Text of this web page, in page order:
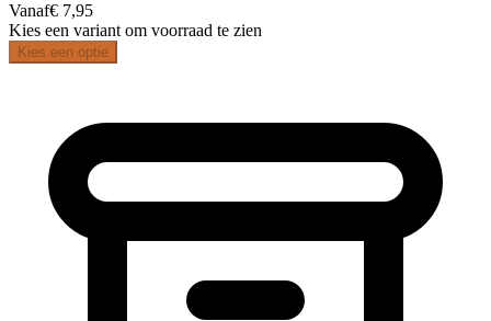
Vanaf€ 7,95
Kies een variant om voorraad te zien
Kies een optie